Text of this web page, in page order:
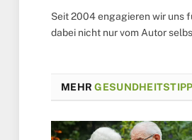
Seit 2004 engagieren wir uns
dabei nicht nur vom Autor
MEHR